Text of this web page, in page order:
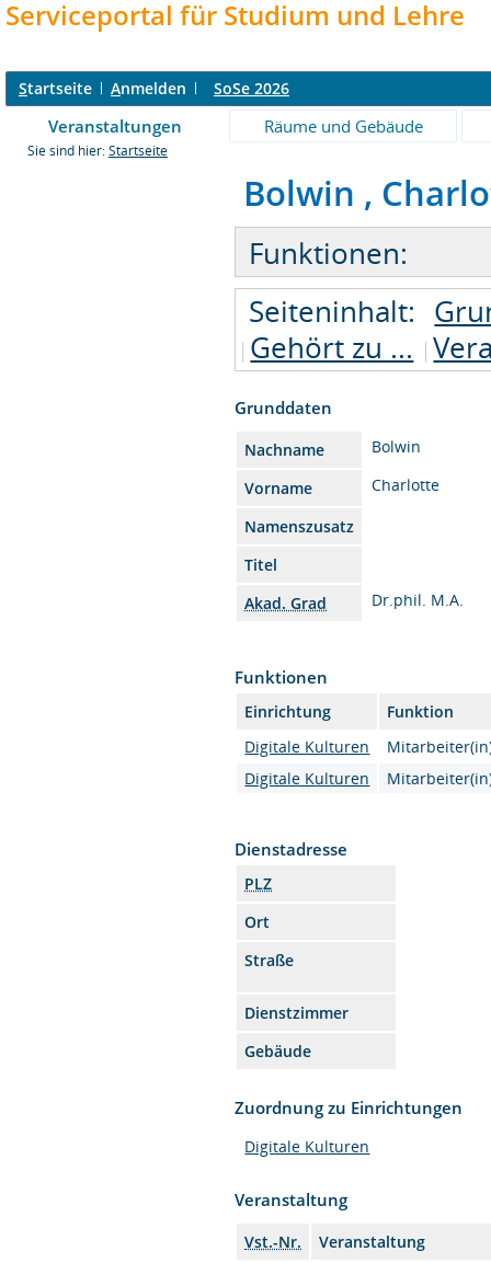
Serviceportal für Studium und Lehre
Startseite Anmelden SoSe 2026
Veranstaltungen Räume und Gebäude
Sie sind hier: Startseite
Bolwin ,
Funktionen:
Seiteninhalt:
Gehört zu ...
Grunddaten
Nachname
Bolwin
Vorname
Charlotte
Namenszusatz
Titel
Akad. Grad
Dr.phil. M.A.
Funktionen
Einrichtung
Funktion
Digitale Kulturen
Digitale Kulturen
Dienstadresse
PLZ
Ort
Straße
Dienstzimmer
Gebäude
Zuordnung zu Einrichtungen
Digitale Kulturen
Veranstaltung
Vst.-Nr.
Veranstaltung